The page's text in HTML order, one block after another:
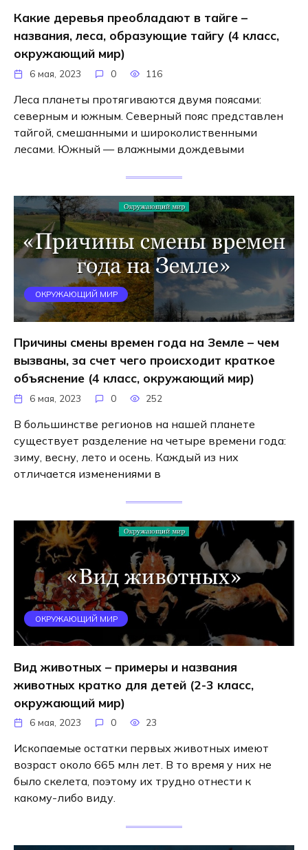
Какие деревья преобладают в тайге –
названия, леса, образующие тайгу (4 класс,
окружающий мир)
6 мая, 2023 0 116
Леса планеты протягиваются двумя поясами:
северным и южным. Северный пояс представлен
тайгой, смешанными и широколиственными
лесами. Южный — влажными дождевыми
ОКРУЖАЮЩИЙ МИР
Причины смены времен года на Земле – чем
вызваны, за счет чего происходит краткое
объяснение (4 класс, окружающий мир)
6 мая, 2023 0 252
В большинстве регионов на нашей планете
существует разделение на четыре времени года:
зиму, весну, лето и осень. Каждый из них
отличается изменениями в
ОКРУЖАЮЩИЙ МИР
Вид животных – примеры и названия
животных кратко для детей (2-3 класс,
окружающий мир)
6 мая, 2023 0 23
Ископаемые остатки первых животных имеют
возраст около 665 млн лет. В то время у них не
было скелета, поэтому их трудно отнести к
какому-либо виду.